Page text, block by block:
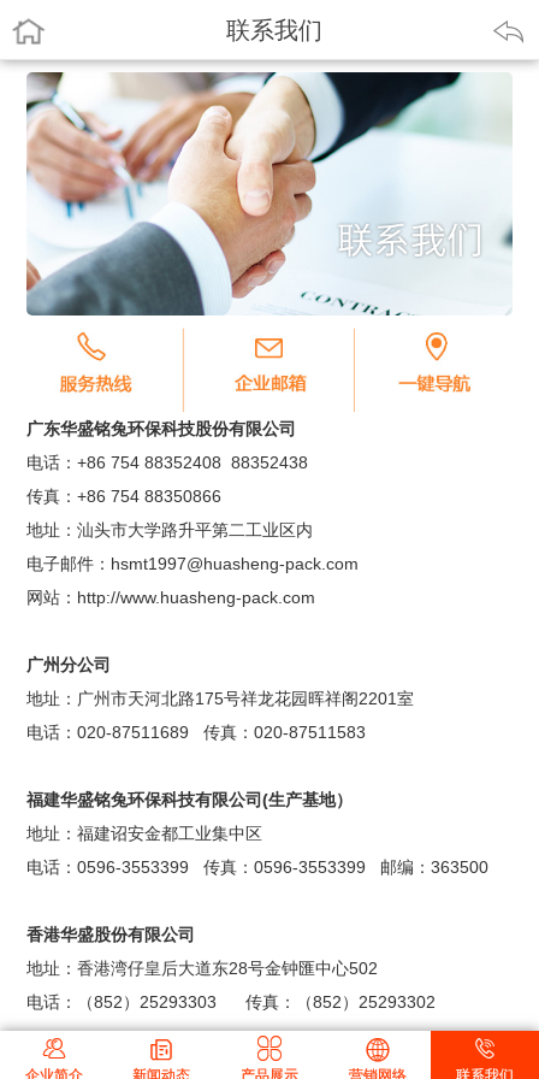
联系我们
广东华盛铭兔环保科技股份有限公司
电话：+86 754 88352408 88352438
传真：+86 754 88350866
地址：汕头市大学路升平第二工业区内
电子邮件：hsmt1997@huasheng-pack.com
网站：http://www.huasheng-pack.com
广州分公司
地址：广州市天河北路175号祥龙花园晖祥阁2201室
电话：020-87511689 传真：020-87511583
福建华盛铭兔环保科技有限公司(生产基地）
地址：福建诏安金都工业集中区
电话：0596-3553399 传真：0596-3553399 邮编：363500
香港华盛股份有限公司
地址：香港湾仔皇后大道东28号金钟匯中心502
电话：（852）25293303 传真：
（852）25293302

企业简介

新闻动态

产品展示

营销网络

联系我们